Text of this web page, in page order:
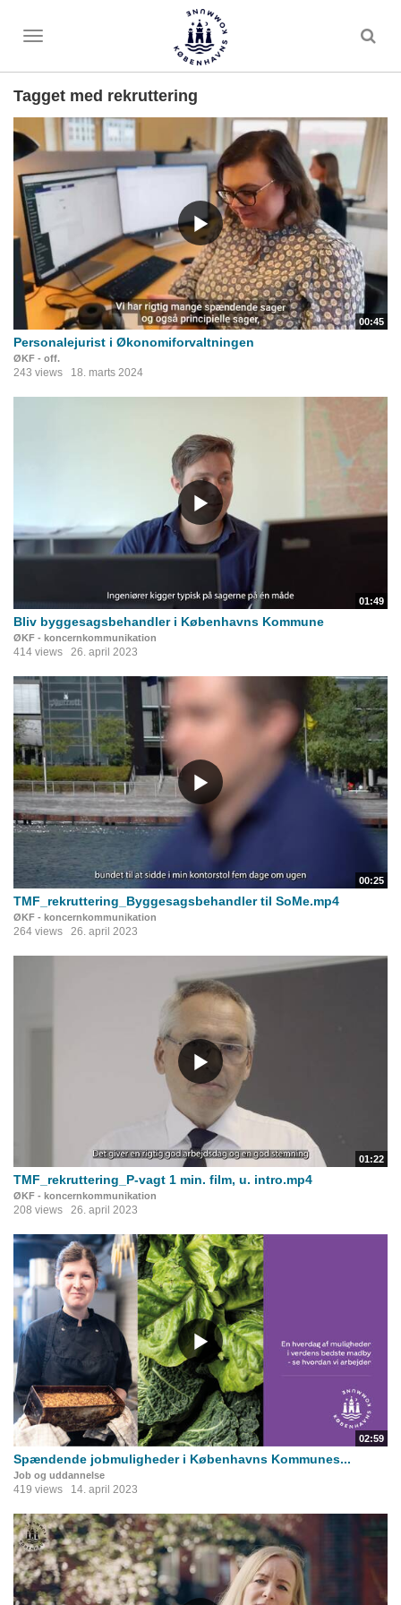
Toggle
Tagget med rekruttering
00:45
Personalejurist i Økonomiforvaltningen
ØKF - off.
243 views 18. marts 2024
01:49
Bliv byggesagsbehandler i Københavns Kommune
ØKF - koncernkommunikation
414 views 26. april 2023
00:25
TMF_rekruttering_Byggesagsbehandler til SoMe.mp4
ØKF - koncernkommunikation
264 views 26. april 2023
01:22
TMF_rekruttering_P-vagt 1 min. film, u. intro.mp4
ØKF - koncernkommunikation
208 views 26. april 2023
02:59
Spændende jobmuligheder i Københavns Kommunes...
Job og uddannelse
419 views 14. april 2023